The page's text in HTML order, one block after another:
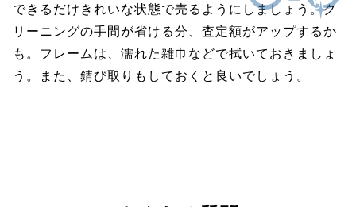
できるだけきれいな状態で売るようにしましょう。ク
リーニングの手間が省ける分、査定額がアップするか
も。フレームは、濡れた雑巾などで拭いておきましょ
う。また、錆び取りもしておくと良いでしょう。